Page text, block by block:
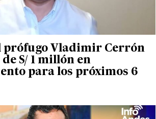
prófugo Vladimir Cerrón
S/ 1 millón en
para los próximos 6